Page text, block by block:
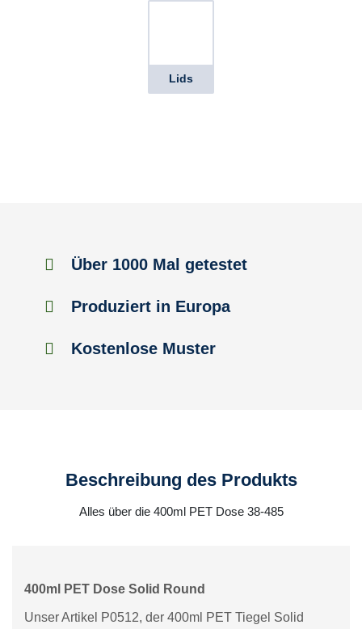
Lids
Über 1000 Mal getestet
Produziert in Europa
Kostenlose Muster
Beschreibung des Produkts
Alles über die 400ml PET Dose 38-485
400ml PET Dose Solid Round
Unser Artikel P0512, der 400ml PET Tiegel Solid